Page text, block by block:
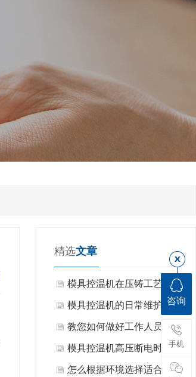
精选文章
模具控温机在压铸工艺中竟
有这么多的运用？
模具控温机的日常维护保养
教您如何做好工作人员对模
具控温机设备的管理？
模具控温机高压断电时怎么
回事？
怎么根据环境选择适合的模
咨询
手机